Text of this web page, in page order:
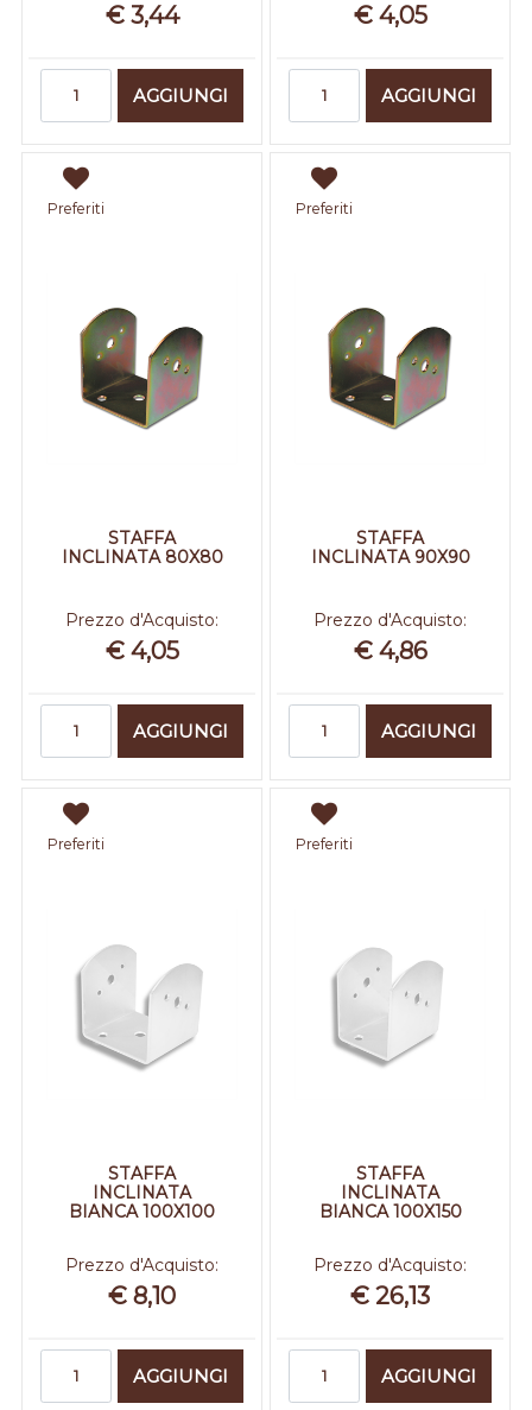
€ 3,44
AGGIUNGI
€ 4,05
AGGIUNGI
Preferiti
STAFFA
INCLINATA 80X80
Prezzo d'Acquisto:
€ 4,05
AGGIUNGI
Preferiti
STAFFA
INCLINATA 90X90
Prezzo d'Acquisto:
€ 4,86
AGGIUNGI
Preferiti
STAFFA
INCLINATA
BIANCA 100X100
Prezzo d'Acquisto:
€ 8,10
AGGIUNGI
Preferiti
STAFFA
INCLINATA
BIANCA 100X150
Prezzo d'Acquisto:
€ 26,13
AGGIUNGI